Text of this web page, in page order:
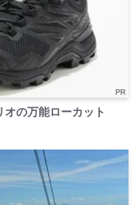
PR
オの万能ローカット